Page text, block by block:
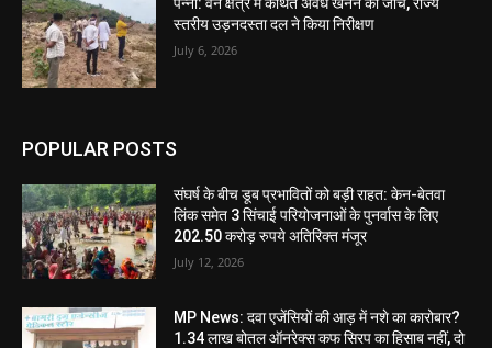
पन्ना: वन क्षेत्र में कथित अवैध खनन की जांच, राज्य
स्तरीय उड़नदस्ता दल ने किया निरीक्षण
July 6, 2026
POPULAR POSTS
संघर्ष के बीच डूब प्रभावितों को बड़ी राहत: केन-बेतवा
लिंक समेत 3 सिंचाई परियोजनाओं के पुनर्वास के लिए
202.50 करोड़ रुपये अतिरिक्त मंजूर
July 12, 2026
MP News: दवा एजेंसियों की आड़ में नशे का कारोबार?
1.34 लाख बोतल ऑनरेक्स कफ सिरप का हिसाब नहीं, दो